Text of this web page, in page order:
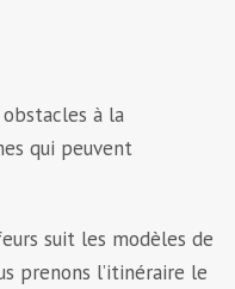
à la
qui peuvent
suit les modèles de
prenons l’itinéraire le